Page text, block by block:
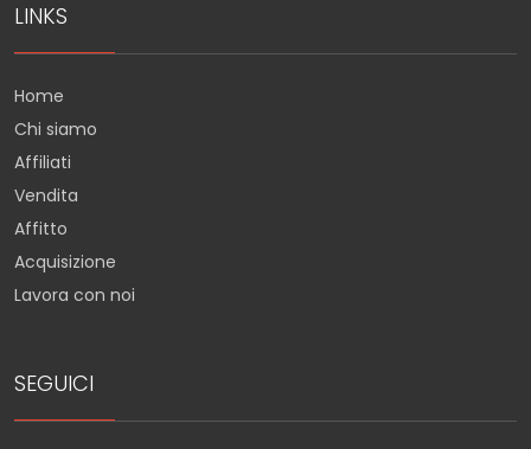
LINKS
Home
Chi siamo
Affiliati
Vendita
Affitto
Acquisizione
Lavora con noi
SEGUICI